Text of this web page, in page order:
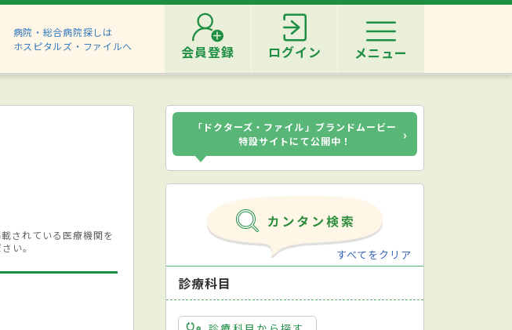
病院・総合病院探しは
ホスピタルズ・ファイルへ
会員登録 ログイン メニュー
されている医療機関を
い。
「ドクターズ・ファイル」ブランドムービー
特設サイトにて公開中！
›
すべてをクリア
診療科目